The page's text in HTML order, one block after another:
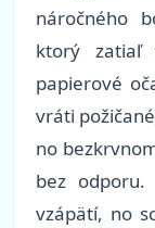
náročného
ktorý zatiaľ
papierové
vráti
no
bez
vzápätí, no